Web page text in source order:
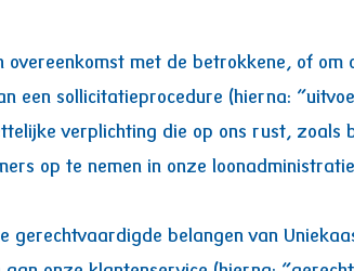
met de betrokkene, of
een sollicitatieprocedure (hierna:
verplichting die op ons rust, zoals
op te nemen in onze
belangen van